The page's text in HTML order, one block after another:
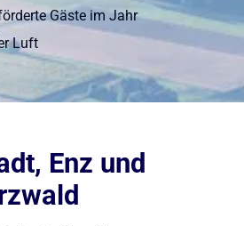
Gäste im Jahr
Luft
Enz und